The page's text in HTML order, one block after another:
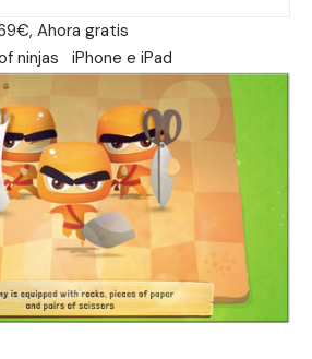
Ahora gratis
ninjas iPhone e iPad